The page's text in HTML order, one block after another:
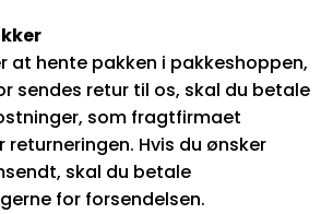
at hente pakken i pakkeshoppen,
sendes retur til os, skal du betale
som fragtfirmaet
Hvis du ønsker
skal du betale
for forsendelsen.